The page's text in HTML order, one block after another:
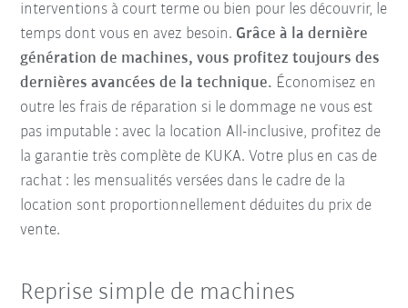
interventions à court terme ou bien pour les découvrir, le
temps dont vous en avez besoin. Grâce à la dernière
génération de machines, vous profitez toujours des
dernières avancées de la technique. Économisez en
outre les frais de réparation si le dommage ne vous est
pas imputable : avec la location All-inclusive, profitez de
la garantie très complète de KUKA. Votre plus en cas de
rachat : les mensualités versées dans le cadre de la
location sont proportionnellement déduites du prix de
vente.
Reprise simple de machines